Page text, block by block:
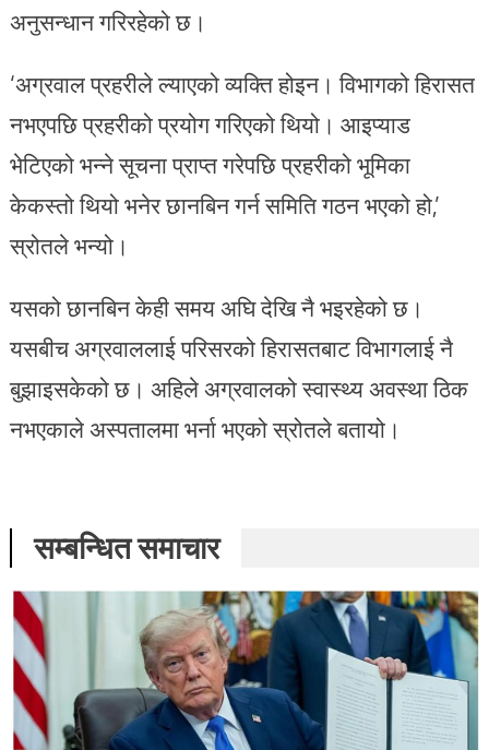
अनुसन्धान गरिरहेको छ।
‘अग्रवाल प्रहरीले ल्याएको व्यक्ति होइन। विभागको हिरासत
नभएपछि प्रहरीको प्रयोग गरिएको थियो। आइप्याड
भेटिएको भन्ने सूचना प्राप्त गरेपछि प्रहरीको भूमिका
केकस्तो थियो भनेर छानबिन गर्न समिति गठन भएको हो,’
स्रोतले भन्यो।
यसको छानबिन केही समय अघि देखि नै भइरहेको छ।
यसबीच अग्रवाललाई परिसरको हिरासतबाट विभागलाई नै
बुझाइसकेको छ। अहिले अग्रवालको स्वास्थ्य अवस्था ठिक
नभएकाले अस्पतालमा भर्ना भएको स्रोतले बतायो।
सम्बन्धित समाचार